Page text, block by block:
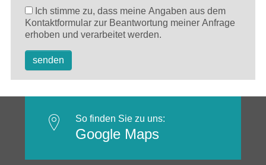
Kontaktformular zur Beantwortung meiner Anfrage
erhoben und verarbeitet werden.
So finden Sie zu uns:
Google Maps